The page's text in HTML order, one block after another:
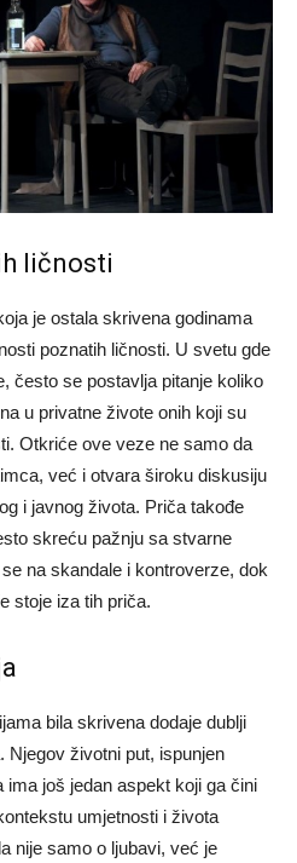
ličnosti
je ostala skrivena godinama
poznatih ličnosti. U svetu gde
često se postavlja pitanje koliko
u privatne živote onih koji su
Otkriće ove veze ne samo da
već i otvara široku diskusiju
i javnog života. Priča takođe
skreću pažnju sa stvarne
na skandale i kontroverze, dok
stoje iza tih priča.
bila skrivena dodaje dublji
Njegov životni put, ispunjen
još jedan aspekt koji ga čini
umjetnosti i života
nije samo o ljubavi, već je